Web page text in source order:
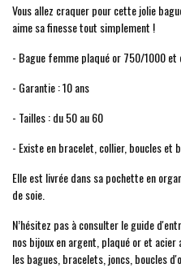
Vous allez craquer pour cette jolie
aime sa finesse tout simplement !
- Bague femme plaqué or 750/1000 et
- Garantie : 10 ans
- Tailles : du 50 au 60
- Existe en bracelet, collier, boucles et
Elle est livrée dans sa pochette en
de soie.
N’hésitez pas à consulter le guide
nos bijoux en argent, plaqué or et
les bagues, bracelets, joncs, boucles